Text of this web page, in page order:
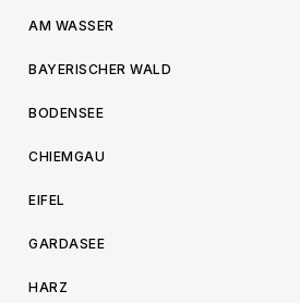
AM WASSER
BAYERISCHER WALD
BODENSEE
CHIEMGAU
EIFEL
GARDASEE
HARZ